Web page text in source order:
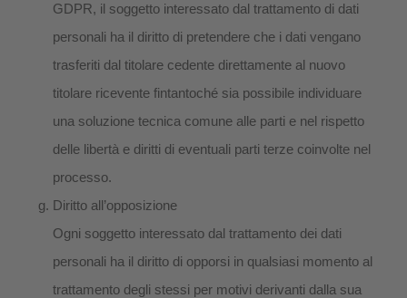
GDPR, il soggetto interessato dal trattamento di dati
personali ha il diritto di pretendere che i dati vengano
trasferiti dal titolare cedente direttamente al nuovo
titolare ricevente fintantoché sia possibile individuare
una soluzione tecnica comune alle parti e nel rispetto
delle libertà e diritti di eventuali parti terze coinvolte nel
processo.
Diritto all’opposizione
Ogni soggetto interessato dal trattamento dei dati
personali ha il diritto di opporsi in qualsiasi momento al
trattamento degli stessi per motivi derivanti dalla sua